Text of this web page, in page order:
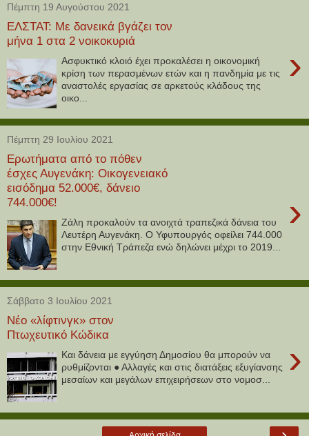
Πέμπτη 19 Αυγούστου 2021
ΕΛΣΤΑΤ: Με δανεικά βγάζει τον
μήνα 1 στα 2 νοικοκυριά
›
Ασφυκτικό κλοιό έχει προκαλέσει η οικονομική
κρίση των περασμένων ετών και η πανδημία με τις
αναστολές εργασίας σε αρκετούς κλάδους της
οικο...
Πέμπτη 29 Ιουλίου 2021
Ερωτήματα από το πόθεν
έσχες Αυγενάκη: Οικογενειακό
εισόδημα 52.000€, δάνειο
744.000€!
›
Ζάλη προκαλούν τα ανοιχτά τραπεζικά δάνεια του
Λευτέρη Αυγενάκη. Ο Υφυπουργός οφείλει 744.000
στην Εθνική Τράπεζα ενώ δηλώνει μέχρι το 2019...
Σάββατο 3 Ιουλίου 2021
Νέο «λίφτινγκ» στον
Πτωχευτικό Κώδικα
›
Και δάνεια με εγγύηση Δημοσίου θα μπορούν να
ρυθμίζονται ● Αλλαγές και στις διατάξεις εξυγίανσης
μεσαίων και μεγάλων επιχειρήσεων στο νομοσ...